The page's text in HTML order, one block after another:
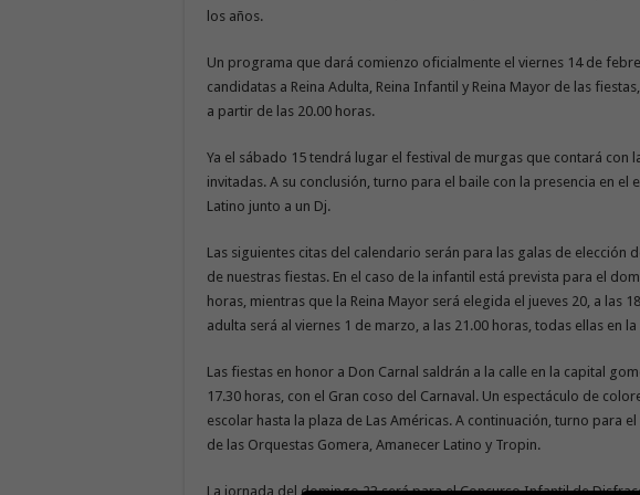
los años.
Un programa que dará comienzo oficialmente el viernes 14 de
candidatas a Reina Adulta, Reina Infantil y Reina Mayor de las
a partir de las 20.00 horas.
Ya el sábado 15 tendrá lugar el festival de murgas que contará con
invitadas. A su conclusión, turno para el baile con la presencia en el
Latino junto a un Dj.
Las siguientes citas del calendario serán para las galas de elección
de nuestras fiestas. En el caso de la infantil está prevista para el
horas, mientras que la Reina Mayor será elegida el jueves 20, a las
adulta será al viernes 1 de marzo, a las 21.00 horas, todas ellas en la
Las fiestas en honor a Don Carnal saldrán a la calle en la capital
17.30 horas, con el Gran coso del Carnaval. Un espectáculo de
escolar hasta la plaza de Las Américas. A continuación, turno para
de las Orquestas Gomera, Amanecer Latino y Tropin.
La jornada del domingo 23 será para el Concurso Infantil de